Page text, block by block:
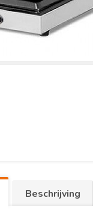
Beschrijving